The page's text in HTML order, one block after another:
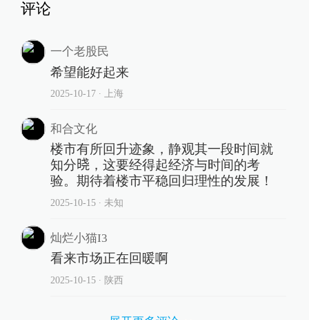
评论
一个老股民
希望能好起来
2025-10-17∙ 上海
和合文化
楼市有所回升迹象，静观其一段时间就
知分𣇈，这要经得起经济与时间的考
验。期待着楼市平稳回归理性的发展！
2025-10-15∙ 未知
灿烂小猫I3
看来市场正在回暖啊
2025-10-15∙ 陕西